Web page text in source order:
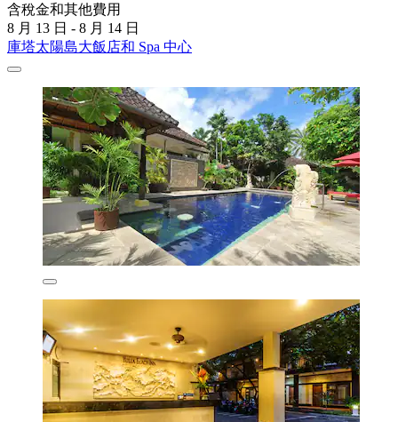
含稅金和其他費用
8 月 13 日 - 8 月 14 日
庫塔太陽島大飯店和 Spa 中心